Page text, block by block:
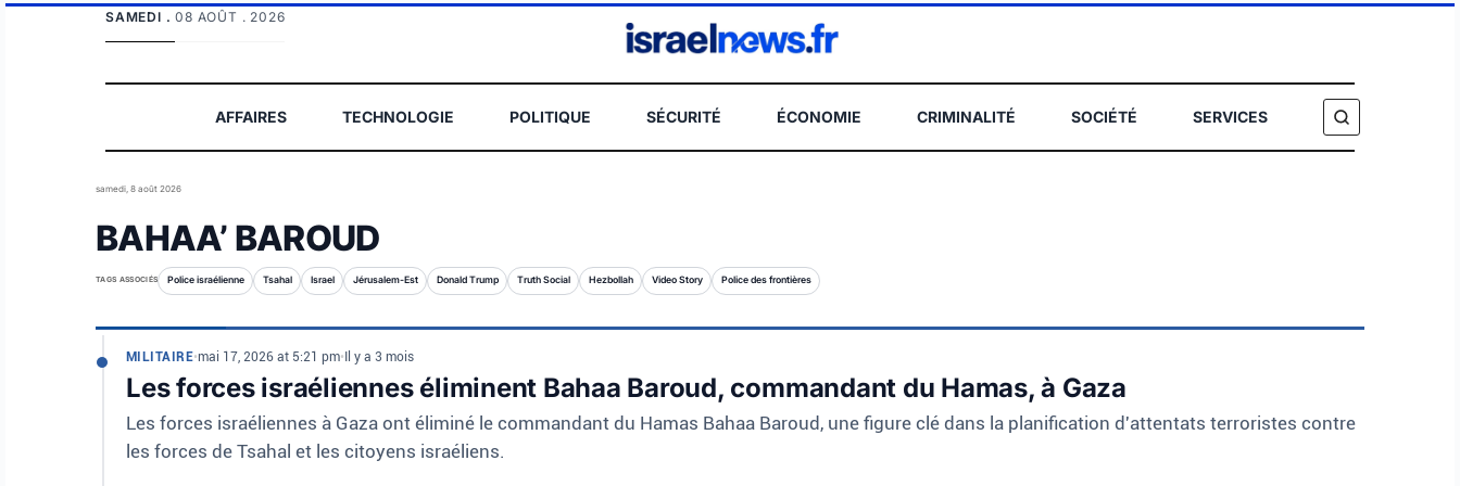
SAMEDI .08 AOÛT . 2026
AFFAIRES TECHNOLOGIE POLITIQUE SÉCURITÉ ÉCONOMIE CRIMINALITÉ SOCIÉTÉ SERVICES
samedi, 8 août 2026
BAHAA’ BAROUD
TAGS ASSOCIÉS Police israélienne Tsahal Israel Jérusalem-Est Donald Trump Truth Social Hezbollah Video Story Police des frontières
MILITAIRE•mai 17, 2026 at 5:21 pm•Il y a 3 mois
Les forces israéliennes éliminent Bahaa Baroud, commandant du Hamas, à Gaza
Les forces israéliennes à Gaza ont éliminé le commandant du Hamas Bahaa Baroud, une figure clé dans la planification d'attentats terroristes contre
les forces de Tsahal et les citoyens israéliens.